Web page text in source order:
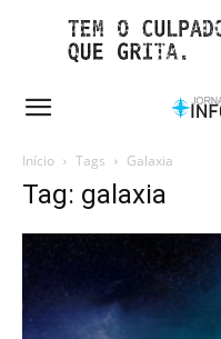
Início Tags Galaxia
Tag: galaxia